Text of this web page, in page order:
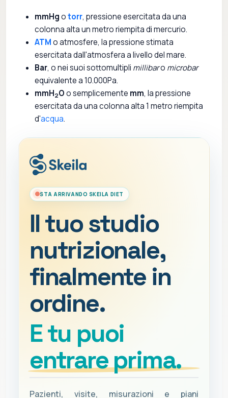
mmHgotorr, pressione esercitata da una
colonna alta un metro riempita di mercurio.
ATMo atmosfere, la pressione stimata
esercitata dall'atmosfera a livello del mare.
Bar, o nei suoi sottomultipli millibaro microbar
equivalente a 10.000Pa.
mmH2Oo semplicemente mm, la pressione
esercitata da una colonna alta 1 metro riempita
d'acqua.
STA ARRIVANDO SKEILA DIET
Il tuo studio
nutrizionale,
finalmente in
ordine.
E tu puoi
entrare prima.
Pazienti, visite, misurazioni e piani